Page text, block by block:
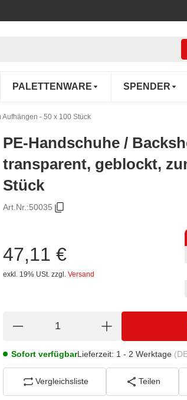
PALETTENWARE SPENDER
- 50 x 100 Stück
PE-Handschuhe /
transparent, geblockt,
Stück
Art.Nr.:50035
47,11 €
exkl. 19% USt. zzgl. Versand
Sofort verfügbarLieferzeit: 1 - 2 Werktage
Vergleichsliste Teilen